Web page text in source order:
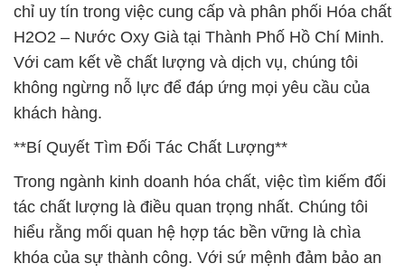
chỉ uy tín trong việc cung cấp và phân phối Hóa chất
H2O2 – Nước Oxy Già tại Thành Phố Hồ Chí Minh.
Với cam kết về chất lượng và dịch vụ, chúng tôi
không ngừng nỗ lực để đáp ứng mọi yêu cầu của
khách hàng.
**Bí Quyết Tìm Đối Tác Chất Lượng**
Trong ngành kinh doanh hóa chất, việc tìm kiếm đối
tác chất lượng là điều quan trọng nhất. Chúng tôi
hiểu rằng mối quan hệ hợp tác bền vững là chìa
khóa của sự thành công. Với sứ mệnh đảm bảo an